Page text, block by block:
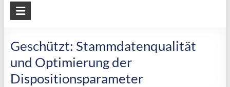
AWF
wirtschaftliche
Fertigung
Geschützt: Stammdatenqualität
und Optimierung der
Dispositionsparameter